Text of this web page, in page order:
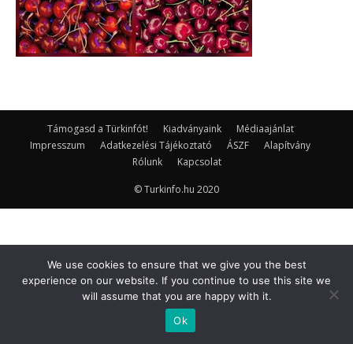
Támogasd a Türkinfót! Kiadványaink
Médiaajánlat
Impresszum
Adatkezelési Tájékoztató ÁSZF
Alapítvány
Rólunk
Kapcsolat
© Turkinfo.hu 2020
We use cookies to ensure that we give you the best
experience on our website. If you continue to use this site we
will assume that you are happy with it.
Ok